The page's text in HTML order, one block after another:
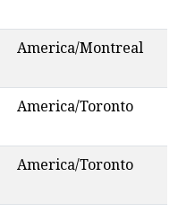
America/Montreal
America/Toronto
America/Toronto